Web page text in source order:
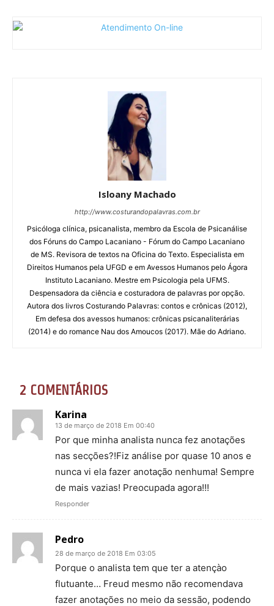
Isloany Machado
http://www.costurandopalavras.com.br
Psicóloga clínica, psicanalista, membro da Escola de Psicanálise
dos Fóruns do Campo Lacaniano - Fórum do Campo Lacaniano
de MS. Revisora de textos na Oficina do Texto. Especialista em
Direitos Humanos pela UFGD e em Avessos Humanos pelo Ágora
Instituto Lacaniano. Mestre em Psicologia pela UFMS.
Despensadora da ciência e costuradora de palavras por opção.
Autora dos livros Costurando Palavras: contos e crônicas (2012),
Em defesa dos avessos humanos: crônicas psicanaliterárias
(2014) e do romance Nau dos Amoucos (2017). Mãe do Adriano.
2 COMENTÁRIOS
Karina
13 de março de 2018 Em 00:40
Por que minha analista nunca fez anotações
nas secções?!Fiz análise por quase 10 anos e
nunca vi ela fazer anotação nenhuma! Sempre
de mais vazias! Preocupada agora!!!
Responder
Pedro
28 de março de 2018 Em 03:05
Porque o analista tem que ter a atençào
flutuante… Freud mesmo não recomendava
fazer anotações no meio da sessão, podendo